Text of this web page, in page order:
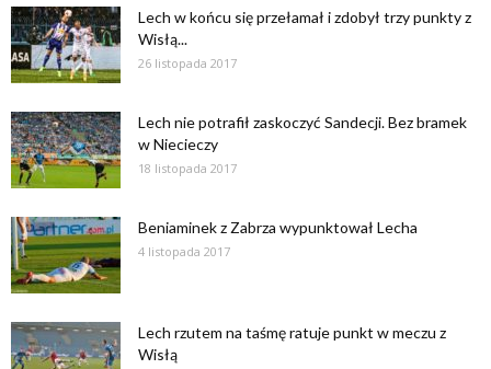
Lech w końcu się przełamał i zdobył trzy punkty z
Wisłą...
26 listopada 2017
Lech nie potrafił zaskoczyć Sandecji. Bez bramek
w Niecieczy
18 listopada 2017
Beniaminek z Zabrza wypunktował Lecha
4 listopada 2017
Lech rzutem na taśmę ratuje punkt w meczu z
Wisłą